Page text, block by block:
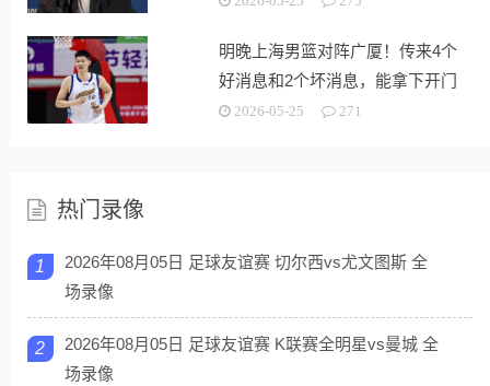
明晚上海男篮对阵广厦！传来4个
好消息和2个坏消息，能拿下开门
红2026-05-25 271
热门录像
1
2026年08月05日 足球友谊赛 切尔西vs尤文图斯 全
场录像
2
2026年08月05日 足球友谊赛 K联赛全明星vs曼城 全
场录像